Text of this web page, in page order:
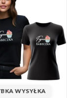
WYSYŁKA